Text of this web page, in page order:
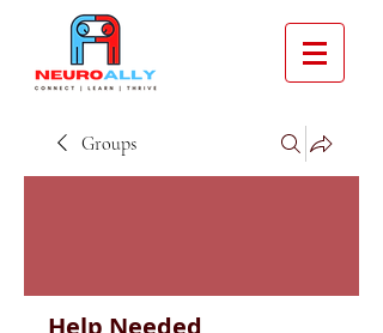
Groups
Help Needed